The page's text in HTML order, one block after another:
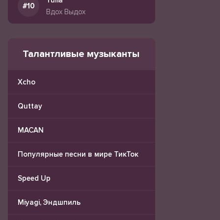
Вдох Выдох
Талантливые музыканты
Xcho
Quttay
MACAN
Популярные песни в мире ТикТок
Speed Up
Miyagi, Эндшпиль